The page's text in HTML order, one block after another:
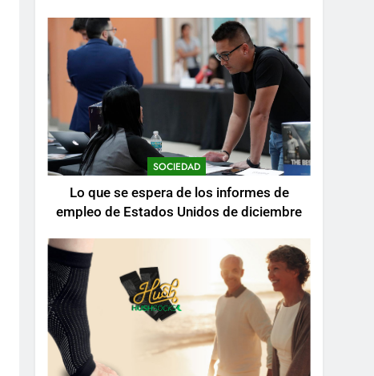
SOCIEDAD
Lo que se espera de los informes de
empleo de Estados Unidos de diciembre